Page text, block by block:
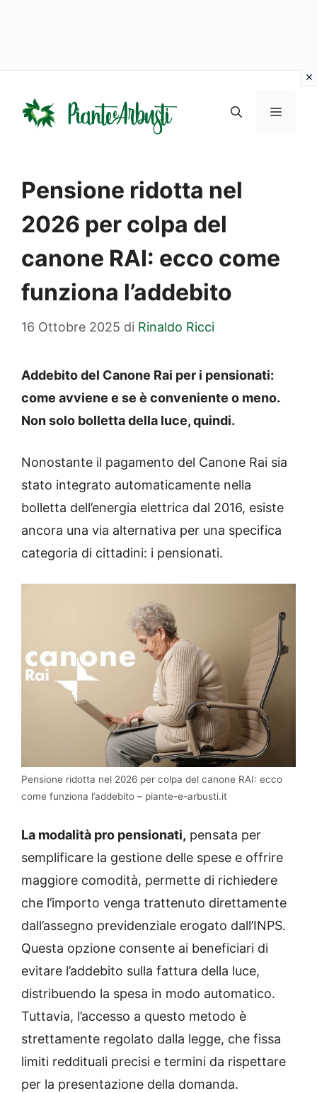
contenuto
MENU
Pensione ridotta nel
2026 per colpa del
canone RAI: ecco come
funziona l’addebito
16 Ottobre 2025 di Rinaldo Ricci
Addebito del Canone Rai per i pensionati:
come avviene e se è conveniente o meno.
Non solo bolletta della luce, quindi.
Nonostante il pagamento del Canone Rai sia
stato integrato automaticamente nella
bolletta dell’energia elettrica dal 2016, esiste
ancora una via alternativa per una specifica
categoria di cittadini: i pensionati.
Pensione ridotta nel 2026 per colpa del canone RAI: ecco
come funziona l’addebito – piante-e-arbusti.it
La modalità pro pensionati, pensata per
semplificare la gestione delle spese e offrire
maggiore comodità, permette di richiedere
che l’importo venga trattenuto direttamente
dall’assegno previdenziale erogato dall’INPS.
Questa opzione consente ai beneficiari di
evitare l’addebito sulla fattura della luce,
distribuendo la spesa in modo automatico.
Tuttavia, l’accesso a questo metodo è
strettamente regolato dalla legge, che fissa
limiti reddituali precisi e termini da rispettare
per la presentazione della domanda.